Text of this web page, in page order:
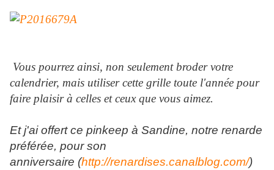
Vous pourrez ainsi, non seulement broder votre
calendrier, mais utiliser cette grille toute l'année pour
faire plaisir à celles et ceux que vous aimez.
Et j'ai offert ce pinkeep à Sandine, notre renarde
préférée, pour son
anniversaire (http://renardises.canalblog.com/)